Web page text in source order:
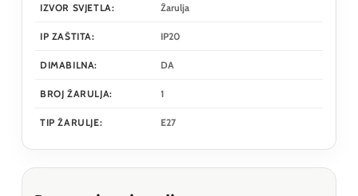
IZVOR SVJETLA: Žarulja
IP ZAŠTITA: IP20
DIMABILNA: DA
BROJ ŽARULJA: 1
TIP ŽARULJE: E27